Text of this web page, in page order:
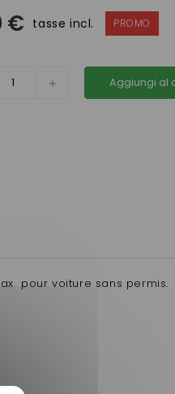
€ tasse incl.
Aggiungi al
pour voiture sans permis.